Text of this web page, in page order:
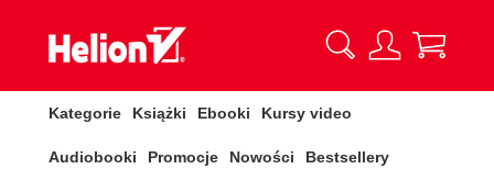
Kategorie Książki Ebooki Kursy video
Audiobooki Promocje Nowości Bestsellery